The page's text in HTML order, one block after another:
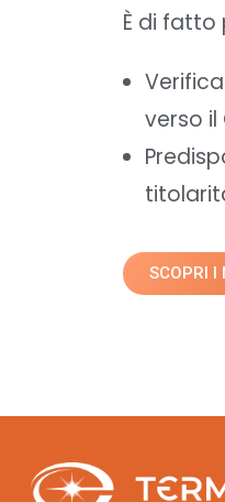
È di fatto
verso
SCOPRI I